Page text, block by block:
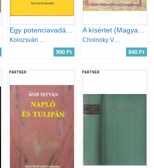
Kolozsvári Grandpierre Emil
990 Ft
Cholnoky Viktor
840 Ft
PARTNER PARTNER